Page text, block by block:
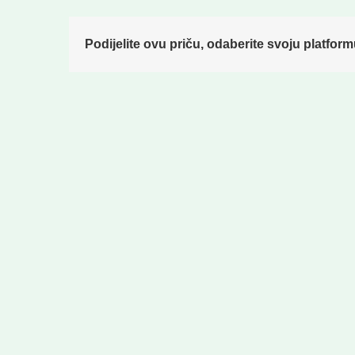
Podijelite ovu priču, odaberite svoju